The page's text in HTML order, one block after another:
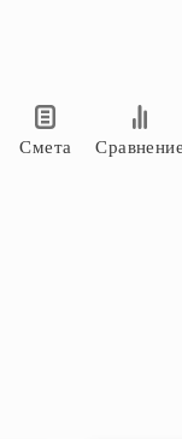
Смета
Сравнение